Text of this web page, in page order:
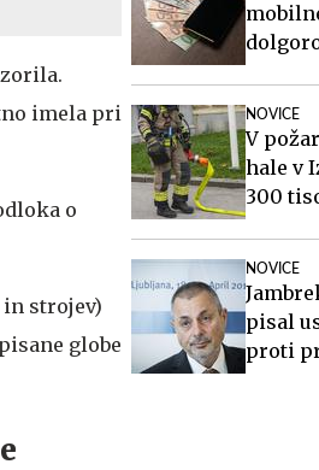
imela pri
o
strojev)
globe
NOVICE
V
hale v
300
NOVICE
pisal
proti